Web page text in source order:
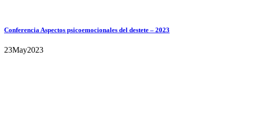
Conferencia Aspectos psicoemocionales del destete – 2023
23May2023